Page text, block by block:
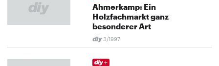
Ahmerkamp: Ein
Holzfachmarkt ganz
besonderer Art
3/1997